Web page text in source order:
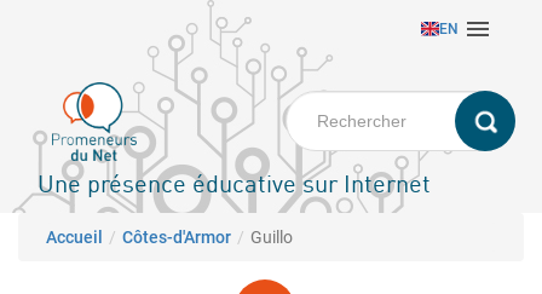
principal
EN 
Une présence éducative sur Internet
Fil d'Ariane
Accueil Côtes-d'Armor Guillo